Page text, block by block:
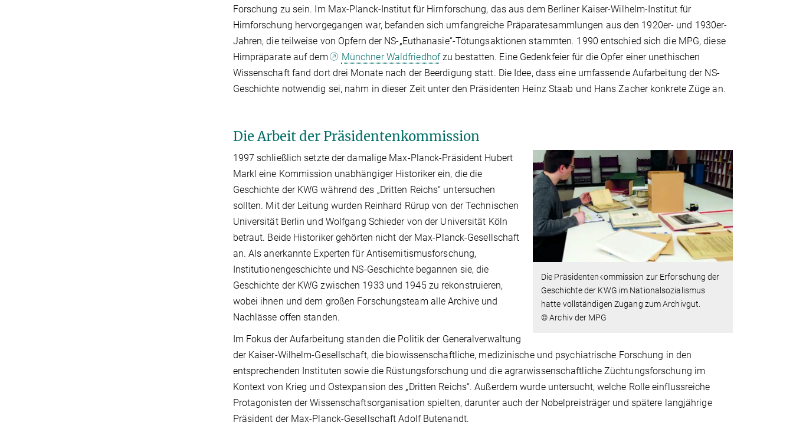
Forschung zu sein. Im Max-Planck-Institut für Hirnforschung, das aus dem Berliner Kaiser-Wilhelm-Institut für
Hirnforschung hervorgegangen war, befanden sich umfangreiche Präparatesammlungen aus den 1920er- und 1930er-
Jahren, die teilweise von Opfern der NS-„Euthanasie“-Tötungsaktionen stammten. 1990 entschied sich die MPG, diese
Hirnpräparate auf dem
Münchner Waldfriedhofzu bestatten. Eine Gedenkfeier für die Opfer einer unethischen
Wissenschaft fand dort drei Monate nach der Beerdigung statt. Die Idee, dass eine umfassende Aufarbeitung der NS-
Geschichte notwendig sei, nahm in dieser Zeit unter den Präsidenten Heinz Staab und Hans Zacher konkrete Züge an.
Die Arbeit der Präsidentenkommission
Die Präsidentenkommission zur Erforschung der
Geschichte der KWG im Nationalsozialismus
hatte vollständigen Zugang zum Archivgut.
© Archiv der MPG
1997 schließlich setzte der damalige Max-Planck-Präsident Hubert
Markl eine Kommission unabhängiger Historiker ein, die die
Geschichte der KWG während des „Dritten Reichs“ untersuchen
sollten. Mit der Leitung wurden Reinhard Rürup von der Technischen
Universität Berlin und Wolfgang Schieder von der Universität Köln
betraut. Beide Historiker gehörten nicht der Max-Planck-Gesellschaft
an. Als anerkannte Experten für Antisemitismusforschung,
Institutionengeschichte und NS-Geschichte begannen sie, die
Geschichte der KWG zwischen 1933 und 1945 zu rekonstruieren,
wobei ihnen und dem großen Forschungsteam alle Archive und
Nachlässe offen standen.
Im Fokus der Aufarbeitung standen die Politik der Generalverwaltung
der Kaiser-Wilhelm-Gesellschaft, die biowissenschaftliche, medizinische und psychiatrische Forschung in den
entsprechenden Instituten sowie die Rüstungsforschung und die agrarwissenschaftliche Züchtungsforschung im
Kontext von Krieg und Ostexpansion des „Dritten Reichs“. Außerdem wurde untersucht, welche Rolle einflussreiche
Protagonisten der Wissenschaftsorganisation spielten, darunter auch der Nobelpreisträger und spätere langjährige
Präsident der Max-Planck-Gesellschaft Adolf Butenandt.